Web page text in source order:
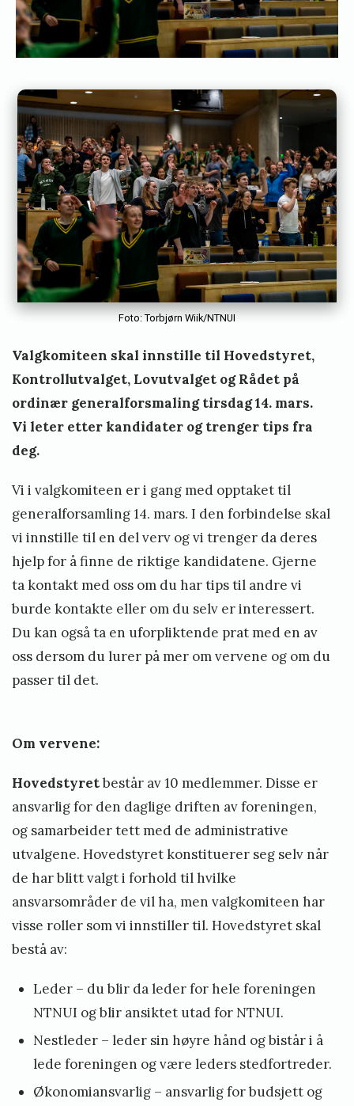
s
t
o
r
v
k
Foto: Torbjørn Wiik/NTNUI
Valgkomiteen skal innstille til Hovedstyret,
Kontrollutvalget, Lovutvalget og Rådet på
ordinær generalforsmaling tirsdag 14. mars.
Vi leter etter kandidater og trenger tips fra
deg.
Vi i valgkomiteen er i gang med opptaket til
generalforsamling 14. mars. I den forbindelse skal
vi innstille til en del verv og vi trenger da deres
hjelp for å finne de riktige kandidatene. Gjerne
ta kontakt med oss om du har tips til andre vi
burde kontakte eller om du selv er interessert.
Du kan også ta en uforpliktende prat med en av
oss dersom du lurer på mer om vervene og om du
passer til det.
Om vervene:
Hovedstyretbestår av 10 medlemmer. Disse er
ansvarlig for den daglige driften av foreningen,
og samarbeider tett med de administrative
utvalgene. Hovedstyret konstituerer seg selv når
de har blitt valgt i forhold til hvilke
ansvarsområder de vil ha, men valgkomiteen har
visse roller som vi innstiller til. Hovedstyret skal
bestå av:
Leder – du blir da leder for hele foreningen
NTNUI og blir ansiktet utad for NTNUI.
Nestleder – leder sin høyre hånd og bistår i å
lede foreningen og være leders stedfortreder.
Økonomiansvarlig – ansvarlig for budsjett og